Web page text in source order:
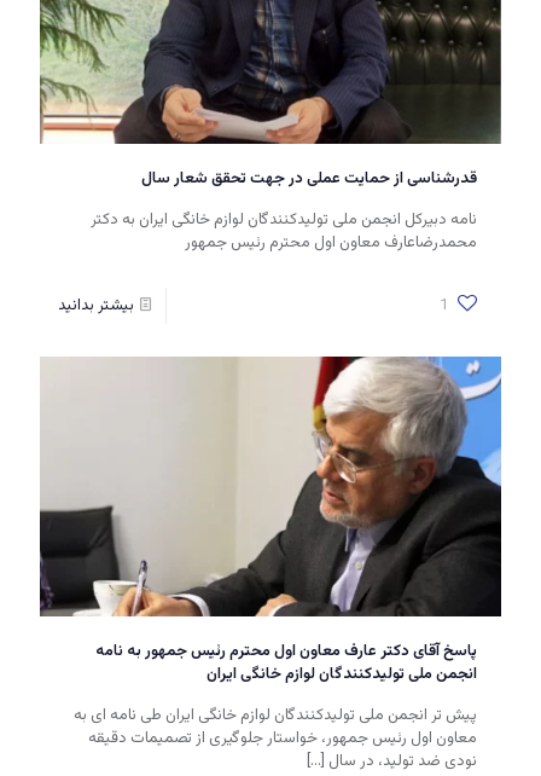
قدرشناسی از حمایت عملی در جهت تحقق شعار سال
نامه دبیرکل انجمن ملی تولیدکنندگان لوازم خانگی ایران به دکتر
محمدرضاعارف معاون اول محترم رئیس جمهور
1 بیشتر بدانید
پاسخ آقای دکتر عارف معاون اول محترم رئیس جمهور به نامه
انجمن ملی تولیدکنندگان لوازم خانگی ایران
پیش تر انجمن ملی تولیدکنندگان لوازم خانگی ایران طی نامه ای به
معاون اول رئیس جمهور، خواستار جلوگیری از تصمیمات دقیقه
نودی ضد تولید، در سال […]